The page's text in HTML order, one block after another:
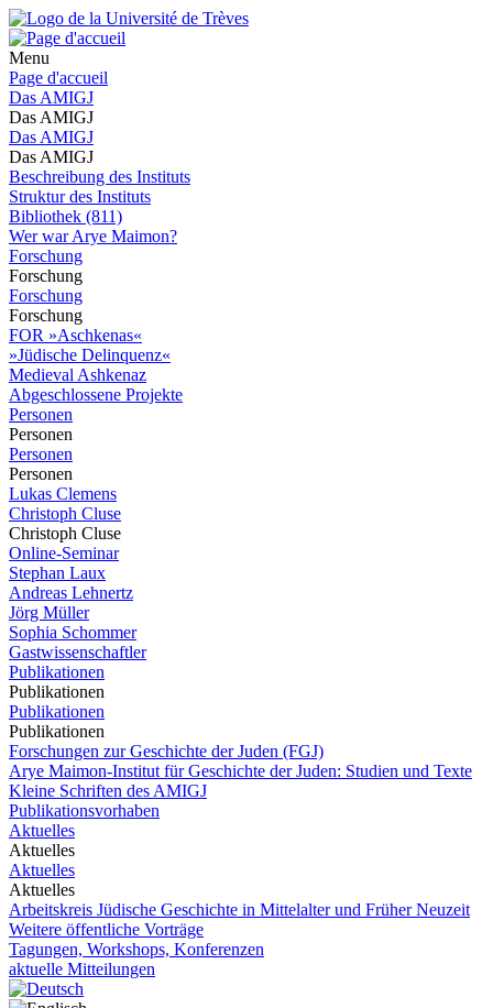
Menu
Page d'accueil
Das AMIGJ
Das AMIGJ
Das AMIGJ
Das AMIGJ
Beschreibung des Instituts
Struktur des Instituts
Bibliothek (811)
Wer war Arye Maimon?
Forschung
Forschung
Forschung
Forschung
FOR »Aschkenas«
»Jüdische Delinquenz«
Medieval Ashkenaz
Abgeschlossene Projekte
Personen
Personen
Personen
Personen
Lukas Clemens
Christoph Cluse
Christoph Cluse
Online-Seminar
Stephan Laux
Andreas Lehnertz
Jörg Müller
Sophia Schommer
Gastwissenschaftler
Publikationen
Publikationen
Publikationen
Publikationen
Forschungen zur Geschichte der Juden (FGJ)
Arye Maimon-Institut für Geschichte der Juden: Studien und Texte
Kleine Schriften des AMIGJ
Publikationsvorhaben
Aktuelles
Aktuelles
Aktuelles
Aktuelles
Arbeitskreis Jüdische Geschichte in Mittelalter und Früher Neuzeit
Weitere öffentliche Vorträge
Tagungen, Workshops, Konferenzen
aktuelle Mitteilungen